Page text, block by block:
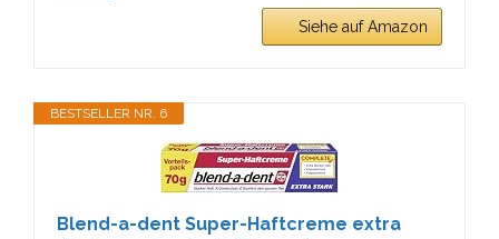
Siehe auf Amazon
BESTSELLER NR. 6
Blend-a-dent Super-Haftcreme extra